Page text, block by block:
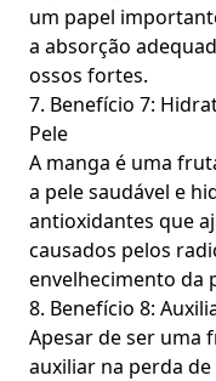
um papel
a absorção
ossos fortes.
7. Benefício 7:
Pele
A manga é uma
a pele saudável e
antioxidantes que
causados pelos
envelhecimento da
8. Benefício 8:
Apesar de ser uma
auxiliar na perda